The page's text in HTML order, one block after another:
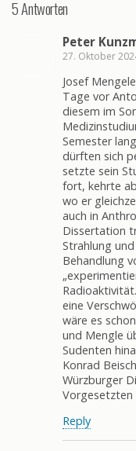
5 Antworten
Peter
27. Oktober
Josef
Tage vor
diesem im
Semester
dürften sich
setzte sein
fort, kehrte
wo er
auch in
Dissertation
Strahlung
Behandlung
eine
wäre es
und Mengle
Sudenten
Konrad
Würzburger
Vorgesetzten
Reply